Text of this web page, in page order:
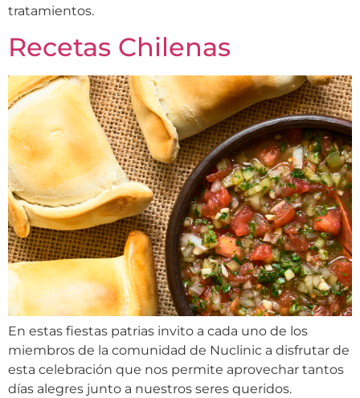
tratamientos.
Recetas Chilenas
En estas fiestas patrias invito a cada uno de los
miembros de la comunidad de Nuclinic a disfrutar de
esta celebración que nos permite aprovechar tantos
días alegres junto a nuestros seres queridos.